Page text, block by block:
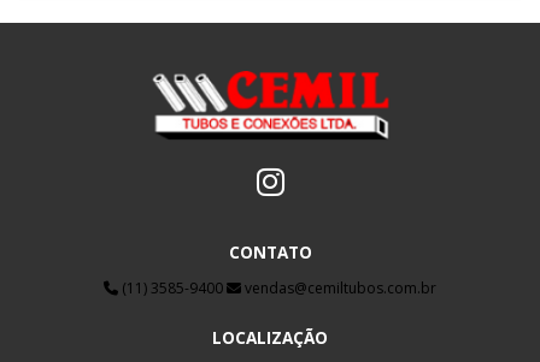
CONTATO
(11) 3585-9400 vendas@cemiltubos.com.br
LOCALIZAÇÃO